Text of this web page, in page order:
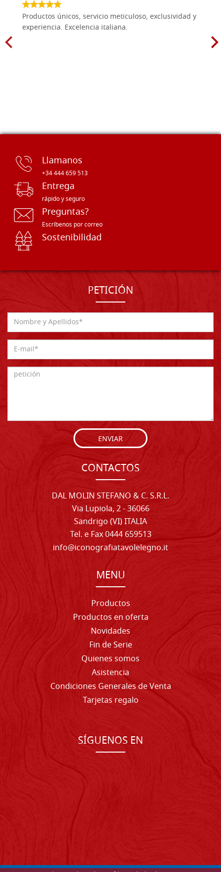
Productos únicos, servicio meticuloso, exclusividad y
experiencia. Excelencia italiana.
Llamanos
+34 444 659 513
Entrega
rápido y seguro
Preguntas?
Escríbenos por correo
Sostenibilidad
PETICIÓN
ENVIAR
CONTACTOS
DAL MOLIN STEFANO & C. S.R.L.
Via Lupiola, 2 - 36066
Sandrigo (VI) ITALIA
Tel. e Fax 0444 659513
info@iconografiatavolelegno.it
MENU
Productos
Productos en oferta
Novidades
Fin de Serie
Quienes somos
Asistencia
Condiciones Generales de Venta
Tarjetas regalo
SÍGUENOS EN